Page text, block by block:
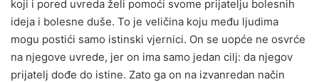
koji i pored uvreda želi pomoći svome prijatelju bolesnih
ideja i bolesne duše. To je veličina koju među ljudima
mogu postići samo istinski vjernici. On se uopće ne osvrće
na njegove uvrede, jer on ima samo jedan cilj: da njegov
prijatelj dođe do istine. Zato ga on na izvanredan način